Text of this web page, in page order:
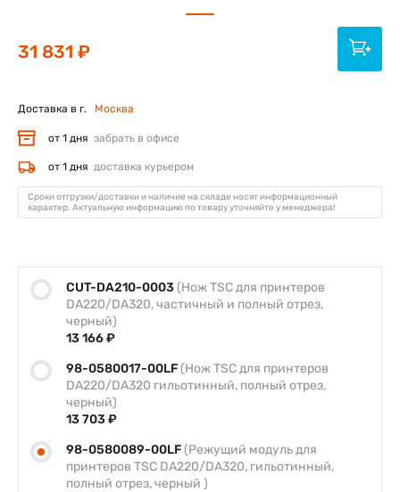
CUT-DA210-0003 (Нож TSC для принтеров
DA220/DA320, частичный и полный отрез,
черный)
13 166 ₽
98-0580017-00LF (Нож TSC для принтеров
DA220/DA320 гильотинный, полный отрез,
черный)
13 703 ₽
98-0580089-00LF (Режущий модуль для
принтеров TSC DA220/DA320, гильотинный,
полный отрез, черный )
31 831 ₽
Доставка в г. Москва
от 1 дня забрать в офисе
от 1 дня доставка курьером
Сроки отгрузки/доставки и наличие на складе носят информационный
характер. Актуальную информацию по товару уточняйте у менеджера!